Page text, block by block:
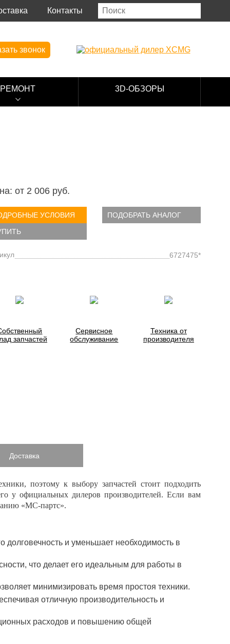
Контакты
звонок
РЕМОНТ 3D-ОБЗОРЫ
от 2 006 руб.
УСЛОВИЯ
ПОДОБРАТЬ АНАЛОГ
6727475*
запчастей
Сервисное
обслуживание
Техника от
производителя
Доставка
поэтому к выбору запчастей стоит подходить
у официальных дилеров производителей. Если вам
«МС-партс».
долговечность и уменьшает необходимость в
что делает его идеальным для работы в
минимизировать время простоя техники.
отличную производительность и
расходов и повышению общей